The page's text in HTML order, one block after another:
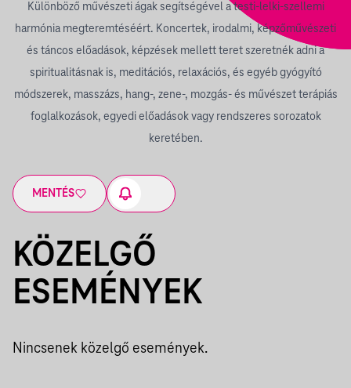
Különböző művészeti ágak segítségével a testi-lelki-szellemi
harmónia megteremtéséért. Koncertek, irodalmi, képzőművészeti
és táncos előadások, képzések mellett teret szeretnék adni a
spiritualitásnak is, meditációs, relaxációs, és egyéb gyógyító
módszerek, masszázs, hang-, zene-, mozgás- és művészet terápiás
foglalkozások, egyedi előadások vagy rendszeres sorozatok
keretében.
MENTÉS
KÖZELGŐ
ESEMÉNYEK
Nincsenek közelgő események.